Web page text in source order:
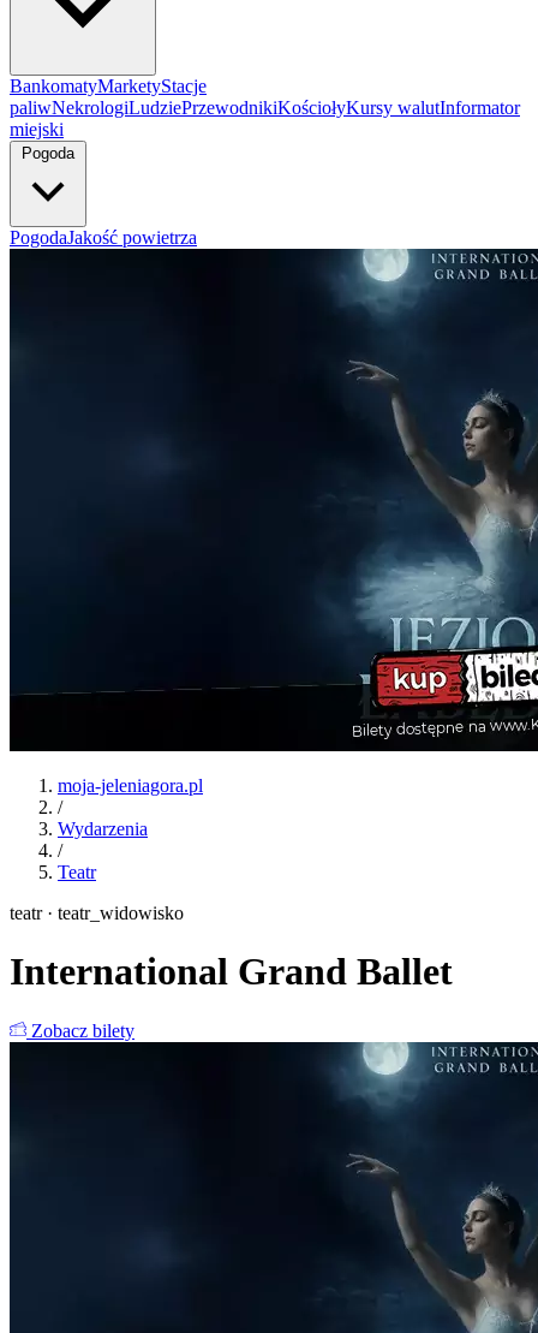
BankomatyMarketyStacje
paliwNekrologiLudziePrzewodnikiKościołyKursy walutInformator
miejski
Pogoda
PogodaJakość powietrza
moja-jeleniagora.pl
/
Wydarzenia
/
Teatr
teatr · teatr_widowisko
International Grand Ballet
Zobacz bilety